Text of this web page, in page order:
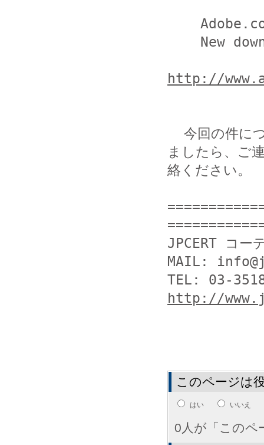
http://
ましたら、ご
絡ください。
JPCERT コー
MAIL:
http://
このページは
はい いいえ
0人が「このペ